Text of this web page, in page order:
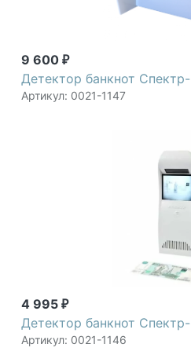
9 600 ₽
Детектор банкнот
Артикул: 0021-1147
4 995 ₽
Детектор банкнот
Артикул: 0021-1146